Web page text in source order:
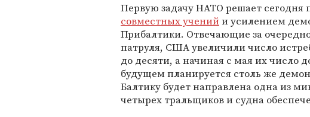
Первую задачу НАТО решает сегодня
совместных ученийи усилением
Прибалтики. Отвечающие за
патруля, США увеличили число
до десяти, а начиная с мая их число
будущем планируется столь же
Балтику будет направлена одна из
четырех тральщиков и судна